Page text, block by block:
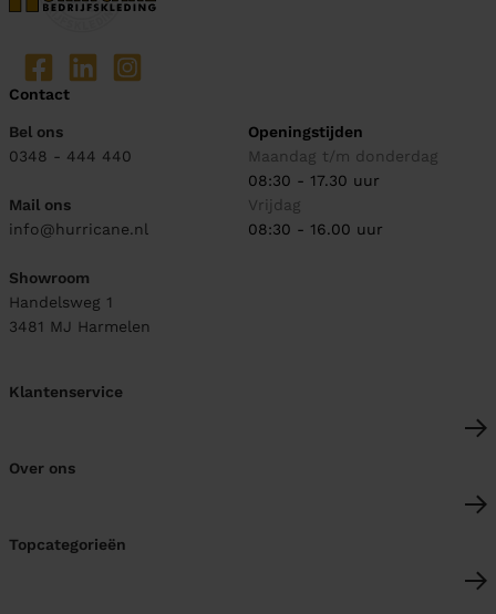
Contact
Bel ons
0348 - 444 440
Mail ons
info@hurricane.nl
Showroom
Handelsweg 1
3481 MJ Harmelen
Openingstijden
Maandag t/m donderdag
08:30 - 17.30 uur
Vrijdag
08:30 - 16.00 uur
Klantenservice
Over ons
Topcategorieën